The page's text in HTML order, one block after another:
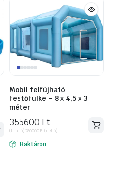
Mobil felfújható
festőfülke – 8 x 4,5 x 3
méter
355600 Ft
(bruttó)280000 Ft(nettó)
Raktáron